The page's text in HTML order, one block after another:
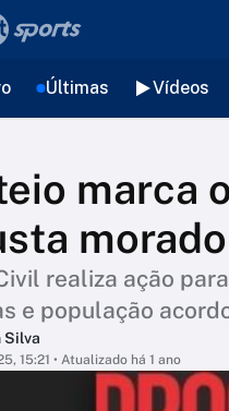
Últimas Vídeos
marca
realiza ação
e população
Silva
15:21 • Atualizado há 1 ano